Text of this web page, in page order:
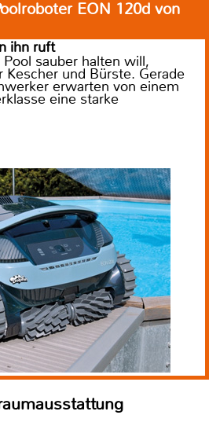
EON 120d von
ihn ruft
sauber halten will,
Kescher und Bürste. Gerade
erwarten von einem
eine starke